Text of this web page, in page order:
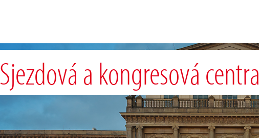
Sjezdová a kongresová centra